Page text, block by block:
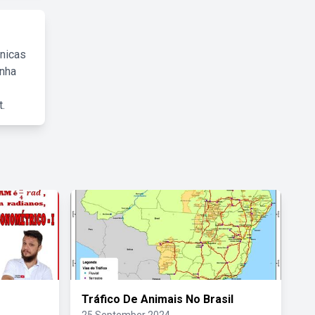
Tráfico De Animais No Brasil